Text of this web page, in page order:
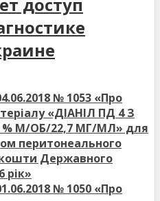
доступ
№ 1053 «Про
«ДІАНІЛ ПД 4 З
М/ОБ/22,7 МГ/МЛ» для
перитонеального
кошти Державного
рік»
№ 1050 «Про